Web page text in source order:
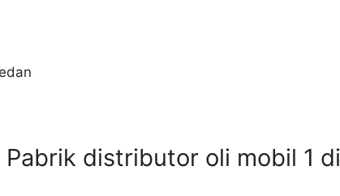
Pabrik distributor oli mobil 1 di